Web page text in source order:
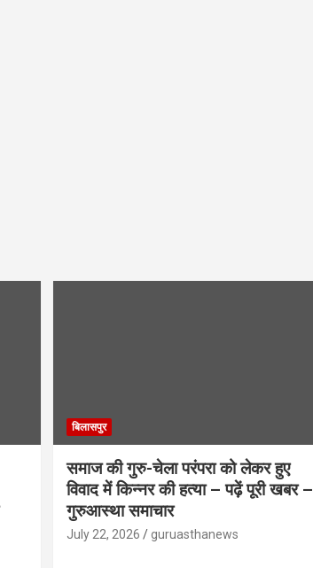
बिलासपुर
समाज की गुरु-चेला परंपरा को लेकर हुए
विवाद में किन्नर की हत्या – पढ़ें पूरी खबर –
गुरुआस्था समाचार
July 22, 2026 guruasthanews